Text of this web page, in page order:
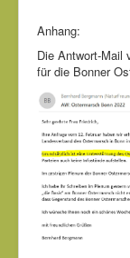
Anhang:
Die Antwort-Mail
für die Bonner